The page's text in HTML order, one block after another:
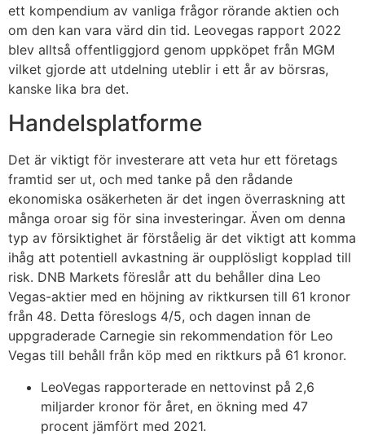
ett kompendium av vanliga frågor rörande aktien och
om den kan vara värd din tid. Leovegas rapport 2022
blev alltså offentliggjord genom uppköpet från MGM
vilket gjorde att utdelning uteblir i ett år av börsras,
kanske lika bra det.
Handelsplatforme
Det är viktigt för investerare att veta hur ett företags
framtid ser ut, och med tanke på den rådande
ekonomiska osäkerheten är det ingen överraskning att
många oroar sig för sina investeringar. Även om denna
typ av försiktighet är förståelig är det viktigt att komma
ihåg att potentiell avkastning är oupplösligt kopplad till
risk. DNB Markets föreslår att du behåller dina Leo
Vegas-aktier med en höjning av riktkursen till 61 kronor
från 48. Detta föreslogs 4/5, och dagen innan de
uppgraderade Carnegie sin rekommendation för Leo
Vegas till behåll från köp med en riktkurs på 61 kronor.
LeoVegas rapporterade en nettovinst på 2,6
miljarder kronor för året, en ökning med 47
procent jämfört med 2021.